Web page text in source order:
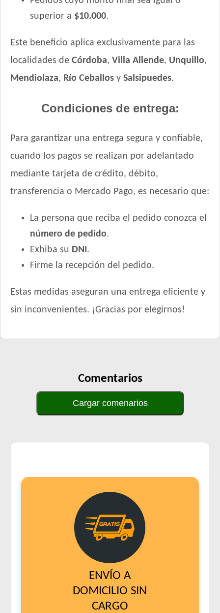
superior a $10.000.
Este beneficio aplica exclusivamente para las
localidades de Córdoba, Villa Allende, Unquillo,
Mendiolaza, Río Ceballos y Salsipuedes.
Condiciones de entrega:
Para garantizar una entrega segura y confiable,
cuando los pagos se realizan por adelantado
mediante tarjeta de crédito, débito,
transferencia o Mercado Pago, es necesario que:
La persona que reciba el pedido conozca el
número de pedido.
Exhiba su DNI .
Firme la recepción del pedido.
Estas medidas aseguran una entrega eficiente y
sin inconvenientes. ¡Gracias por elegirnos!
Comentarios
Cargar comenarios
ENVÍO A
DOMICILIO SIN
CARGO